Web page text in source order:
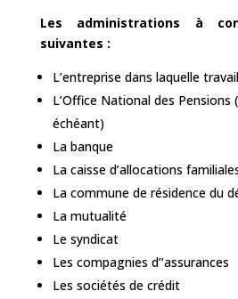
Les administrations à
suivantes :
L’entreprise dans laquelle
L’Office National des Pensions
échéant)
La banque
La caisse d’allocations
La commune de résidence du
La mutualité
Le syndicat
Les compagnies d’’assurances
Les sociétés de crédit